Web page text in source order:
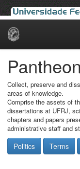
Skip
Pantheon
Collect, preserve and
areas of knowledge.
Comprise the assets of
dissertations at UFRJ,
chapters and papers
administrative staff and
Politics Terms